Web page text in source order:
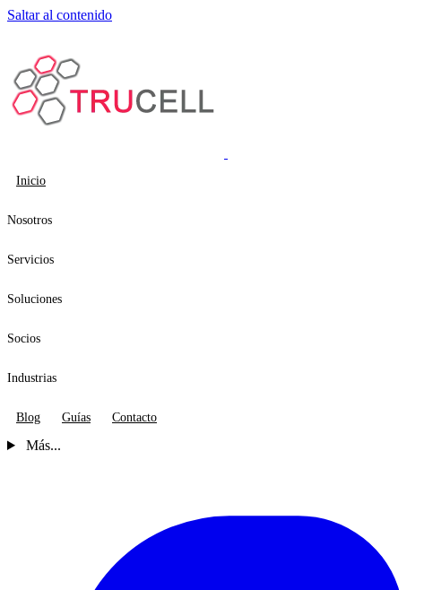
Saltar al contenido
Inicio
Nosotros
Servicios
Soluciones
Socios
Industrias
Blog Guías Contacto
Más...